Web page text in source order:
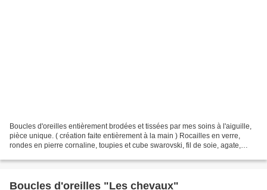
Boucles d'oreilles entièrement brodées et tissées par mes soins à l'aiguille,
pièce unique. ( création faite entièrement à la main ) Rocailles en verre,
rondes en pierre cornaline, toupies et cube swarovski, fil de soie, agate,
Boucles d'oreilles "Les chevaux"